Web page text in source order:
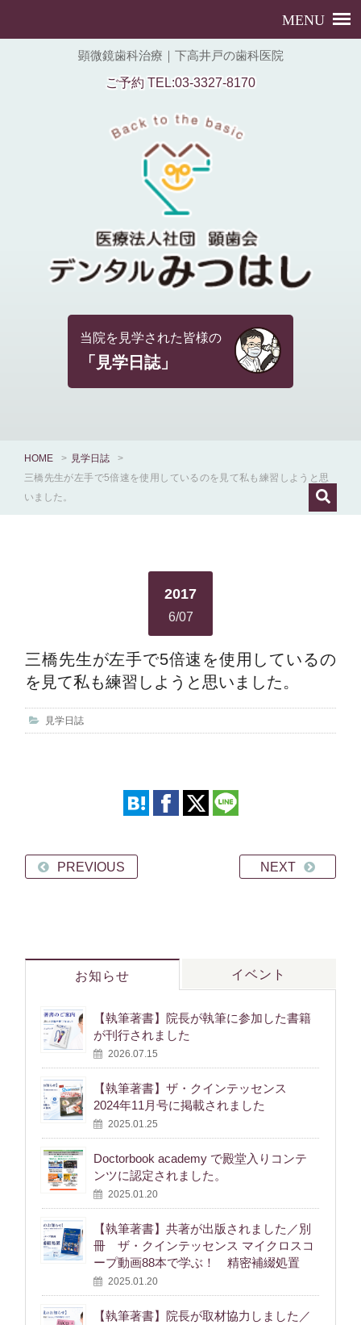
顕微鏡歯科治療｜下高井戸の歯科医院
ご予約 TEL:03-3327-8170
当院を見学された皆様の
「見学日誌」
HOME > 見学日誌
>
三橋先生が左手で5倍速を使用しているのを見て私も練習しようと思
いました。
2017
6/07
三橋先生が左手で5倍速を使用しているの
を見て私も練習しようと思いました。
見学日誌
PREVIOUS NEXT
お知らせ イベント
【執筆著書】院長が執筆に参加した書籍
が刊行されました
2026.07.15
【執筆著書】ザ・クインテッセンス
2024年11月号に掲載されました
2025.01.25
Doctorbook academy で殿堂入りコンテ
ンツに認定されました。
2025.01.20
【執筆著書】共著が出版されました／別
冊 ザ・クインテッセンス マイクロスコ
ープ動画88本で学ぶ！ 精密補綴処置
2025.01.20
【執筆著書】院長が取材協力しました／